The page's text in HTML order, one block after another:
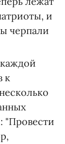
и
черпали
к